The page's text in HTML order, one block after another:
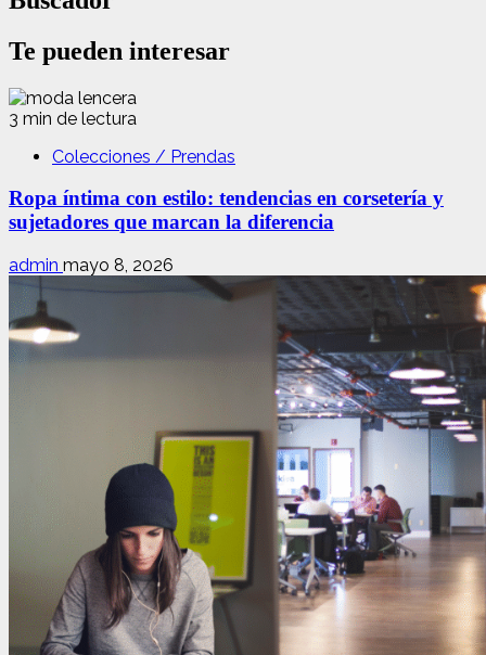
Te pueden interesar
3 min de lectura
Colecciones / Prendas
Ropa íntima con estilo: tendencias en corsetería y
sujetadores que marcan la diferencia
admin mayo 8, 2026